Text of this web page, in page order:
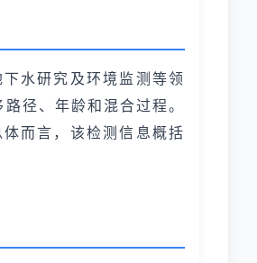
水研究及环境监测等领
径、年龄和混合过程。
而言，该检测信息概括